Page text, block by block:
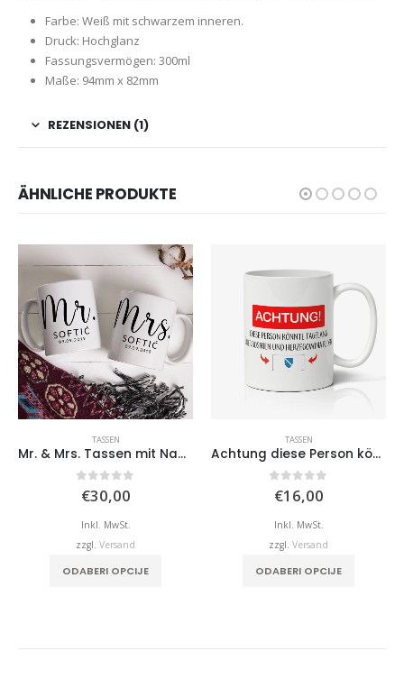
Farbe: Weiß mit schwarzem inneren.
Druck: Hochglanz
Fassungsvermögen: 300ml
Maße: 94mm x 82mm
REZENSIONEN (1)
ÄHNLICHE PRODUKTE
TASSEN
Mr. & Mrs. Tassen mit Nachnamen und Datum
0von 5
€30,00
Inkl. MwSt.
zzgl. Versand
ODABERI OPCIJE
TASSEN
Achtung diese Person könnte Tagelang über… Regentschaft
0von 5
€16,00
Inkl. MwSt.
zzgl. Versand
ODABERI OPCIJE